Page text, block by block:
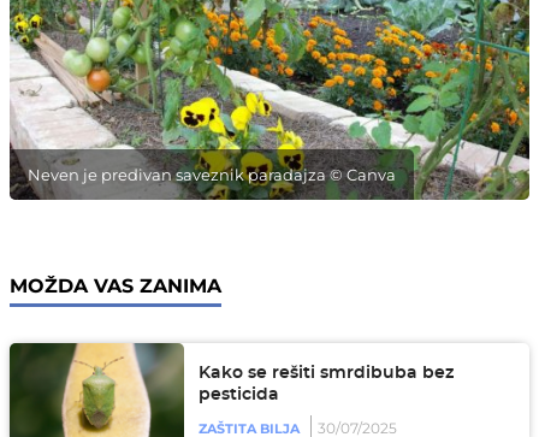
Neven je predivan saveznik paradajza © Canva
MOŽDA VAS ZANIMA
Kako se rešiti smrdibuba bez
pesticida
ZAŠTITA BILJA 30/07/2025